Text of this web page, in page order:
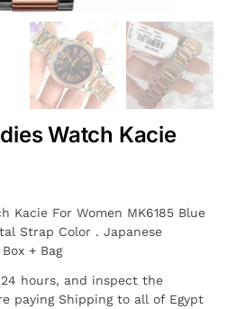
Watch Kacie
Kacie For Women MK6185 Blue
Strap Color . Japanese
Box + Bag
hours, and inspect the
paying Shipping to all of Egypt